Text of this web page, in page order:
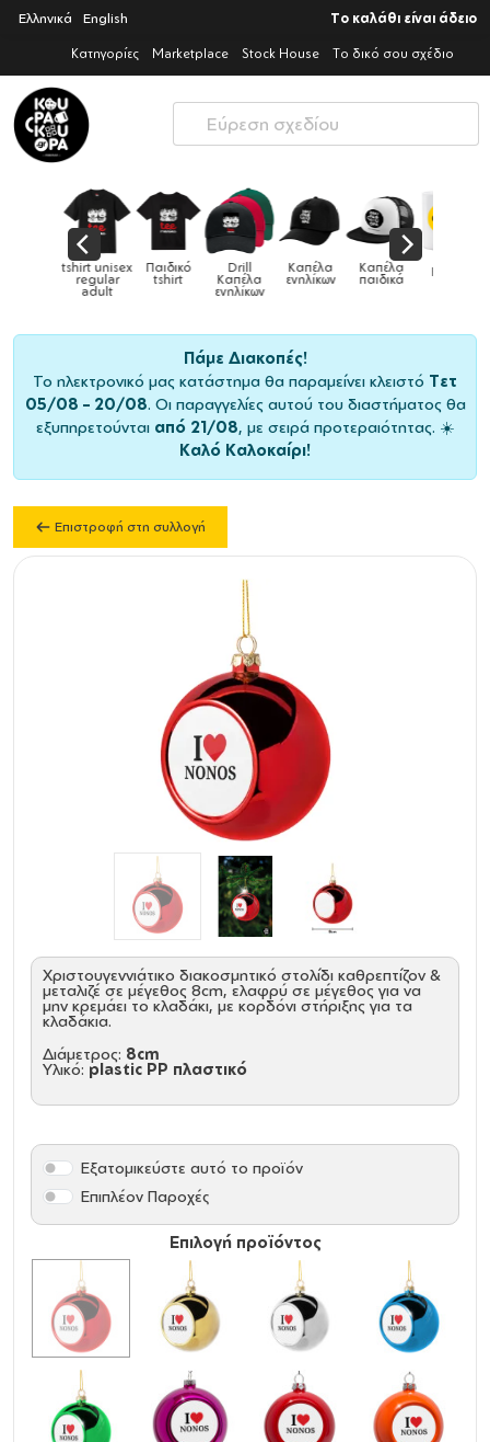
Ελληνικά English Το καλάθι είναι άδειο
Κατηγορίες Marketplace Stock House Το δικό σου σχέδιο
Drill
Καπέλα
ενηλίκων
Καπέλα
ενηλίκων
Καπέλα
παιδικά Κούπες Κούπες
ειδικές
Κούπες
Πάμε Διακοπές!
Το ηλεκτρονικό μας κατάστημα θα παραμείνει κλειστό Τετ
05/08 – 20/08. Οι παραγγελίες αυτού του διαστήματος θα
εξυπηρετούνται από 21/08, με σειρά προτεραιότητας. ☀️
Καλό Καλοκαίρι!
Επιστροφή στη συλλογή
Χριστουγεννιάτικο διακοσμητικό στολίδι καθρεπτίζον &
μεταλιζέ σε μέγεθος 8cm, ελαφρύ σε μέγεθος για να
μην κρεμάει το κλαδάκι, με κορδόνι στήριξης για τα
κλαδάκια.
Διάμετρος: 8cm
Υλικό: plastic PP πλαστικό
Επιλογή προϊόντος
Εξατομικεύστε αυτό το προϊόν
Επιπλέον Παροχές